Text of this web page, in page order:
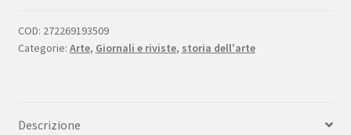
COD: 272269193509
Categorie: Arte, Giornali e riviste, storia dell'arte
Descrizione